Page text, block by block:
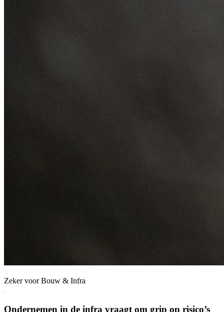
Zeker voor Bouw & Infra
Ondernemen in de infra vraagt om grip op risico’s